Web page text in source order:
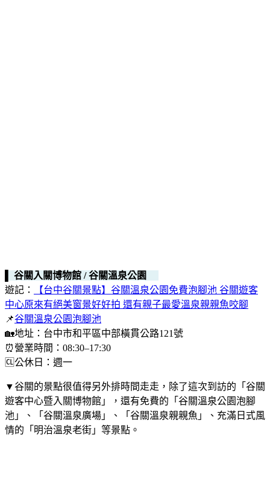
▌ 谷關入關博物館 / 谷關溫泉公園
遊記：
【台中谷關景點】谷關溫泉公園免費泡腳池 谷關遊客
中心原來有絕美窗景好好拍 還有親子最愛溫泉親親魚咬腳
📌谷關溫泉公園泡腳池
🏡地址：台中市和平區中部橫貫公路121號
⏰營業時間：08:30–17:30
🆑公休日：週一
▼谷關的景點很值得另外排時間走走，除了這次到訪的「谷關
遊客中心暨入關博物館」，還有免費的「谷關溫泉公園泡腳
池」、「谷關溫泉廣場」、「谷關溫泉親親魚」、充滿日式風
情的「明治溫泉老街」等景點。